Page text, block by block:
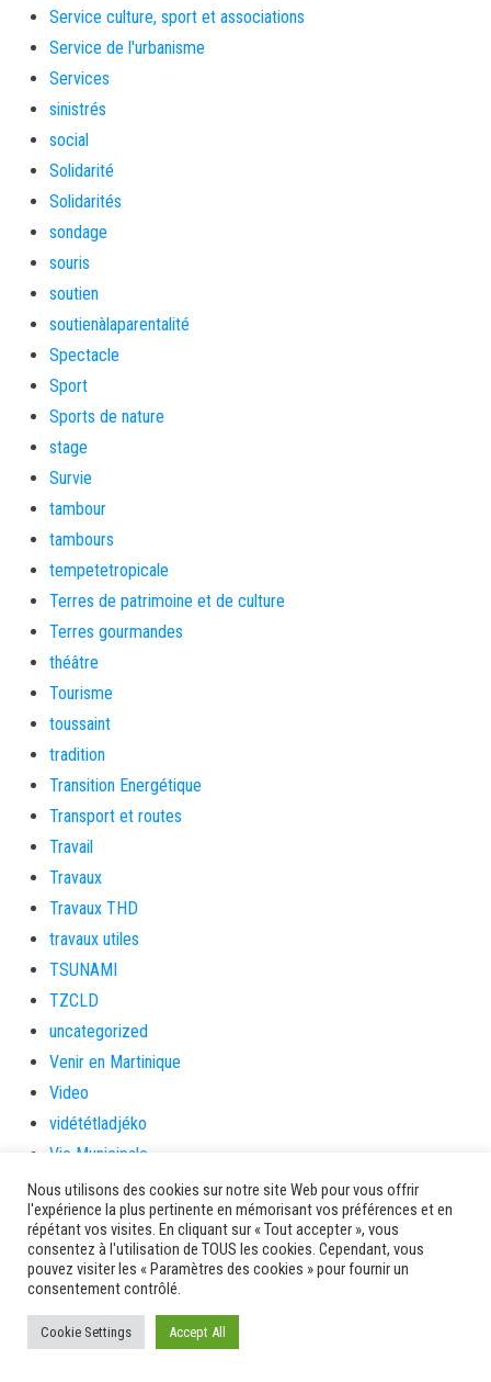
Service culture, sport et associations
Service de l'urbanisme
Services
sinistrés
social
Solidarité
Solidarités
sondage
souris
soutien
soutienàlaparentalité
Spectacle
Sport
Sports de nature
stage
Survie
tambour
tambours
tempetetropicale
Terres de patrimoine et de culture
Terres gourmandes
théâtre
Tourisme
toussaint
tradition
Transition Energétique
Transport et routes
Travail
Travaux
Travaux THD
travaux utiles
TSUNAMI
TZCLD
uncategorized
Venir en Martinique
Video
vidététladjéko
Vie Municipale
Viechere
vigilanceROUGE
Village artisanal
Village artisanal et commercial
villedelesansesdarlet
Nous utilisons des cookies sur notre site Web pour vous offrir
l'expérience la plus pertinente en mémorisant vos préférences et en
répétant vos visites. En cliquant sur « Tout accepter », vous
consentez à l'utilisation de TOUS les cookies. Cependant, vous
pouvez visiter les « Paramètres des cookies » pour fournir un
consentement contrôlé.
Cookie Settings Accept All